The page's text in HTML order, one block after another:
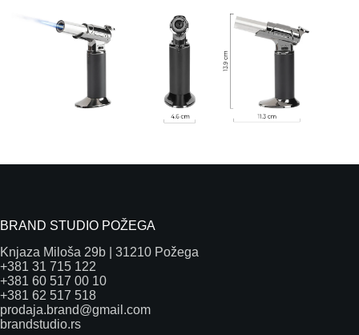
BRAND STUDIO POŽEGA
Knjaza Miloša 29b | 31210 Požega
+381 31 715 122
+381 60 517 00 10
+381 62 517 518
prodaja.brand@gmail.com
brandstudio.rs